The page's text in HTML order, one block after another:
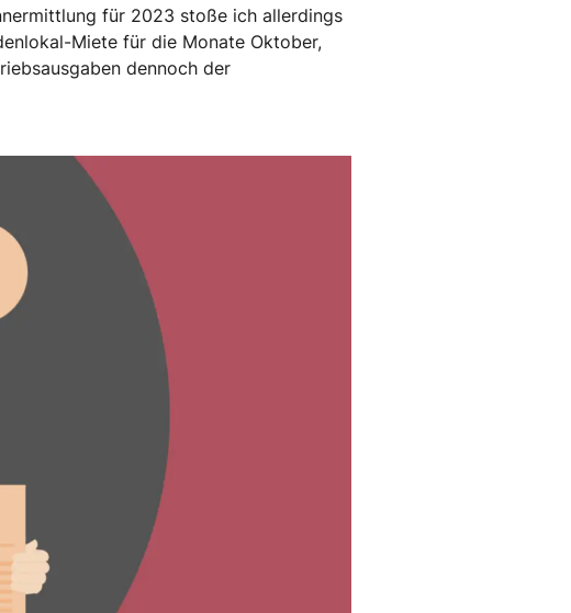
für 2023 stoße ich allerdings
Miete für die Monate Oktober,
dennoch der